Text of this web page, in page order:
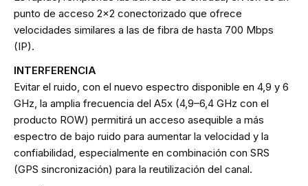
punto de acceso 2x2 conectorizado que ofrece
velocidades similares a las de fibra de hasta 700 Mbps
(IP).
INTERFERENCIA
Evitar el ruido, con el nuevo espectro disponible en 4,9 y 6
GHz, la amplia frecuencia del A5x (4,9–6,4 GHz con el
producto ROW) permitirá un acceso asequible a más
espectro de bajo ruido para aumentar la velocidad y la
confiabilidad, especialmente en combinación con SRS
(GPS sincronización) para la reutilización del canal.